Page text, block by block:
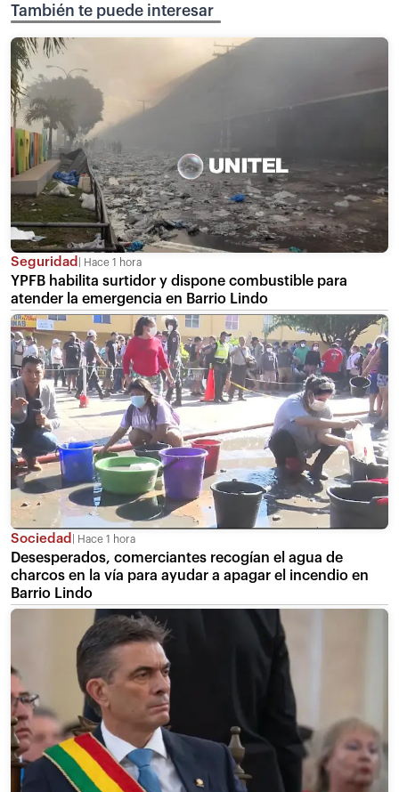
También te puede interesar
Seguridad Hace 1 hora
YPFB habilita surtidor y dispone combustible para
atender la emergencia en Barrio Lindo
Sociedad Hace 1 hora
Desesperados, comerciantes recogían el agua de
charcos en la vía para ayudar a apagar el incendio en
Barrio Lindo